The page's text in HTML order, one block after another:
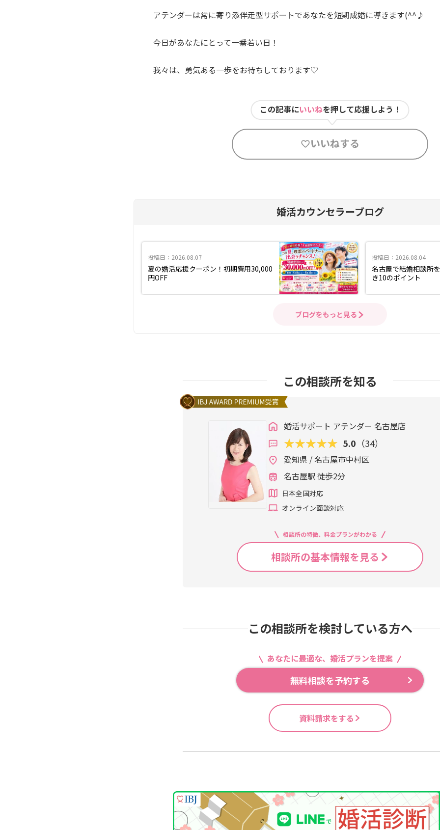
アテンダーは常に寄り添伴走型サポートであなたを短期成婚に導きます(^^♪
今日があなたにとって一番若い日！
我々は、勇気ある一歩をお待ちしております♡
この記事にいいねを押して応援しよう！
いいねする
婚活カウンセラーブログ
投稿日：2026.08.07
夏の婚活応援クーポン！初期費用30,000
円OFF
投稿日：2026.08.04
名古屋で結婚相談所
き10のポイント
ブログをもっと見る
この相談所を知る
婚活サポート アテンダー 名古屋店
5.0 （34）
愛知県 / 名古屋市中村区
名古屋駅 徒歩2分
日本全国対応
オンライン面談対応
相談所の特徴、料金プランがわかる
相談所の基本情報を見る
この相談所を検討している方へ
あなたに最適な、婚活プランを提案
無料相談を予約する
資料請求をする